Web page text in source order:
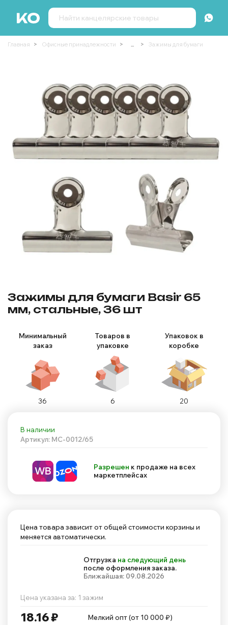
Главная Офисные принадлежности ... Зажимы для бумаги
В наличии
Артикул: MC-0012/65
Разрешен к продаже на всех
маркетплейсах
Цена товара зависит от общей стоимости корзины и
меняется автоматически.
Отгрузка на следующий день
после оформления заказа.
Ближайшая: 09.08.2026
Цена указана за: 1 зажим
18.16 ₽ Мелкий опт (от 10 000 ₽)
Зажимы для бумаги Basir 65
мм, стальные, 36 шт
Минимальный
заказ
Товаров в
упаковке
Упаковок в
коробке
36 6 20